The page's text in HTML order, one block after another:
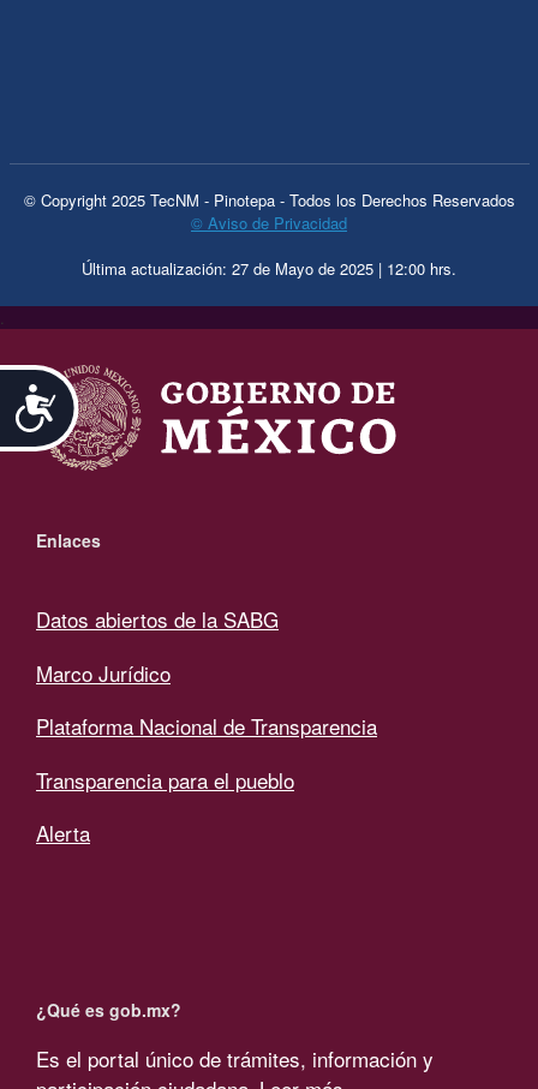
Accesibilidad
© Copyright 2025 TecNM - Pinotepa - Todos los Derechos Reservados
© Aviso de Privacidad
Última actualización: 27 de Mayo de 2025 | 12:00 hrs.
.
Enlaces
Datos abiertos de la SABG
Marco Jurídico
Plataforma Nacional de Transparencia
Transparencia para el pueblo
Alerta
¿Qué es gob.mx?
Es el portal único de trámites, información y